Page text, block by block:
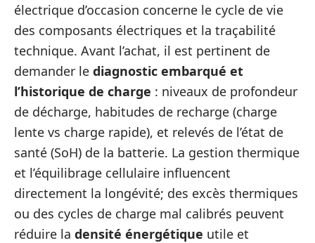
électrique d’occasion concerne le cycle de vie
des composants électriques et la traçabilité
technique. Avant l’achat, il est pertinent de
demander le diagnostic embarqué et
l’historique de charge : niveaux de profondeur
de décharge, habitudes de recharge (charge
lente vs charge rapide), et relevés de l’état de
santé (SoH) de la batterie. La gestion thermique
et l’équilibrage cellulaire influencent
directement la longévité; des excès thermiques
ou des cycles de charge mal calibrés peuvent
réduire la densité énergétique utile et